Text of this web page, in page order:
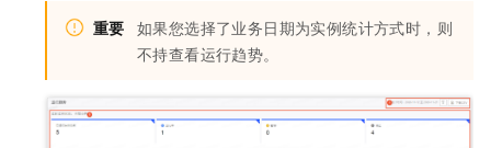
重要 如果您选择了业务日期为实例统计方式时，则
不持查看运行趋势。